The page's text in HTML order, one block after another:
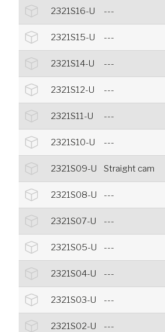
2321S16-U ---
2321S15-U ---
2321S14-U ---
2321S12-U ---
2321S11-U ---
2321S10-U ---
2321S09-U Straight cam
2321S08-U ---
2321S07-U ---
2321S05-U ---
2321S04-U ---
2321S03-U ---
2321S02-U ---